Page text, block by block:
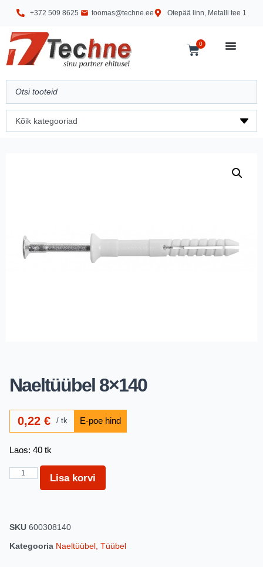
+372 509 8625 toomas@techne.ee Otepää linn, Metalli tee 1
0
Naeltüübel 8×140
0,22€ tk
Laos: 40 tk
Lisa korvi
SKU 600308140
Kategooria Naeltüübel, Tüübel